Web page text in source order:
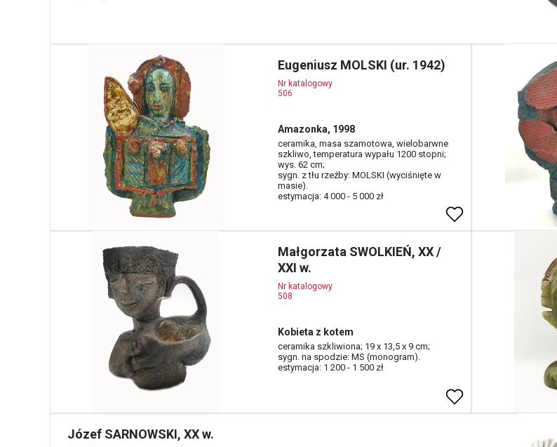
Eugeniusz MOLSKI (ur. 1942)
Nr katalogowy
506
Amazonka, 1998
ceramika, masa szamotowa, wielobarwne
szkliwo, temperatura wypału 1200 stopni;
wys. 62 cm;
sygn. z tłu rzeźby: MOLSKI (wyciśnięte w
masie).
estymacja: 4 000 - 5 000 zł
Małgorzata SWOLKIEŃ, XX /
XXI w.
Nr katalogowy
508
Kobieta z kotem
ceramika szkliwiona; 19 x 13,5 x 9 cm;
sygn. na spodzie: MS (monogram).
estymacja: 1 200 - 1 500 zł
Józef SARNOWSKI, XX w.